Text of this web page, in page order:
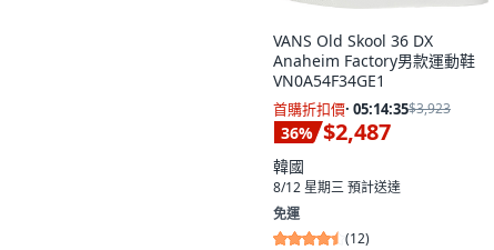
VANS Old Skool 36 DX
Anaheim Factory男款運動鞋
VN0A54F34GE1
首購折扣價· 05:14:33$3,923
36% $2,487
韓國
8/12 星期三預計送達
免運
(12)